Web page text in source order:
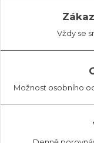
Vždy se
Možnost osobního